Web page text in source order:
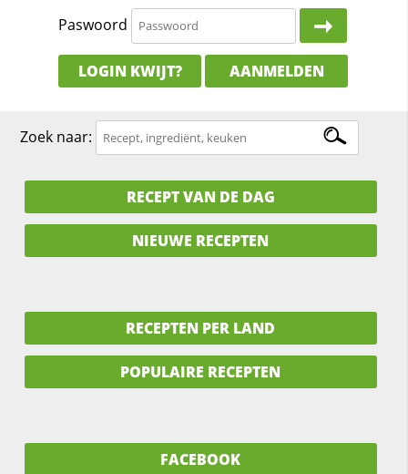
Paswoord
LOGIN KWIJT? AANMELDEN
Zoek naar:
RECEPT VAN DE DAG
NIEUWE RECEPTEN
RECEPTEN PER LAND
POPULAIRE RECEPTEN
FACEBOOK